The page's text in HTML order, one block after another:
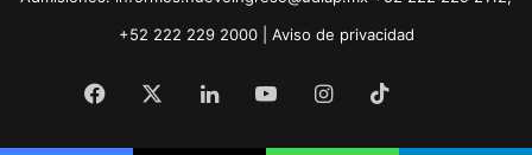
+52 222 229 2000 | Aviso de privacidad
Facebook LinkedInYouTubeInstagram